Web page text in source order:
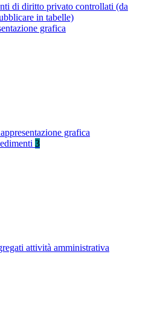
di diritto privato controllati (da
in tabelle)
grafica
grafica
3
attività amministrativa